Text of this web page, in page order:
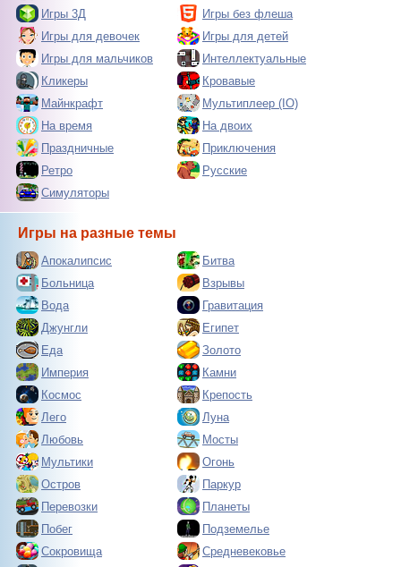
Игры 3Д
Игры без флеша
Игры для девочек
Игры для детей
Игры для мальчиков
Интеллектуальные
Кликеры
Кровавые
Майнкрафт
Мультиплеер (IO)
На время
На двоих
Праздничные
Приключения
Ретро
Русские
Симуляторы
Игры на разные темы
Апокалипсис
Битва
Больница
Взрывы
Вода
Гравитация
Джунгли
Египет
Еда
Золото
Империя
Камни
Космос
Крепость
Лего
Луна
Любовь
Мосты
Мультики
Огонь
Остров
Паркур
Перевозки
Планеты
Побег
Подземелье
Сокровища
Средневековье